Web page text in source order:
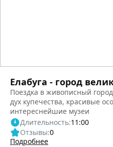
Елабуга - город
Поездка в живописный
дух купечества, красивые
интереснейшие музеи
Длительность:11:00
Отзывы:0
Подробнее